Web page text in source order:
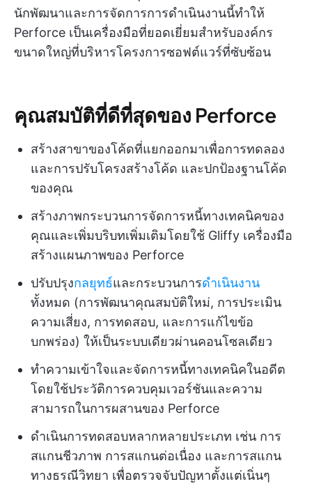
นักพัฒนาและการจัดการการดำเนินงานนี้ทำให้
Perforce เป็นเครื่องมือที่ยอดเยี่ยมสำหรับองค์กร
ขนาดใหญ่ที่บริหารโครงการซอฟต์แวร์ที่ซับซ้อน
คุณสมบัติที่ดีที่สุดของ Perforce
สร้างสาขาของโค้ดที่แยกออกมาเพื่อการทดลอง
และการปรับโครงสร้างโค้ด และปกป้องฐานโค้ด
ของคุณ
สร้างภาพกระบวนการจัดการหนี้ทางเทคนิคของ
คุณและเพิ่มบริบทเพิ่มเติมโดยใช้ Gliffy เครื่องมือ
สร้างแผนภาพของ Perforce
ปรับปรุงกลยุทธ์และกระบวนการดำเนินงาน
ทั้งหมด (การพัฒนาคุณสมบัติใหม่, การประเมิน
ความเสี่ยง, การทดสอบ, และการแก้ไขข้อ
บกพร่อง) ให้เป็นระบบเดียวผ่านคอนโซลเดียว
ทำความเข้าใจและจัดการหนี้ทางเทคนิคในอดีต
โดยใช้ประวัติการควบคุมเวอร์ชันและความ
สามารถในการผสานของ Perforce
ดำเนินการทดสอบหลากหลายประเภท เช่น การ
สแกนชีวภาพ การสแกนต่อเนื่อง และการสแกน
ทางธรณีวิทยา เพื่อตรวจจับปัญหาตั้งแต่เนิ่นๆ